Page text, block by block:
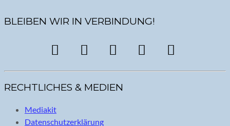
BLEIBEN WIR IN VERBINDUNG!
RECHTLICHES & MEDIEN
Mediakit
Datenschutzerklärung